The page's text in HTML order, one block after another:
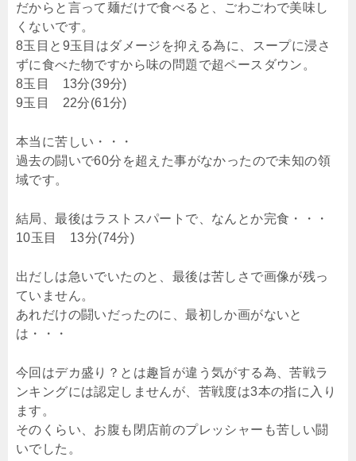
だからと言って麺だけで食べると、ごわごわで美味し
くないです。
8玉目と9玉目はダメージを抑える為に、スープに浸さ
ずに食べた物ですから味の問題で超ペースダウン。
8玉目 13分(39分)
9玉目 22分(61分)
本当に苦しい・・・
過去の闘いで60分を超えた事がなかったので未知の領
域です。
結局、最後はラストスパートで、なんとか完食・・・
10玉目 13分(74分)
出だしは急いでいたのと、最後は苦しさで画像が残っ
ていません。
あれだけの闘いだったのに、最初しか画がないと
は・・・
今回はデカ盛り？とは趣旨が違う気がする為、苦戦ラ
ンキングには認定しませんが、苦戦度は3本の指に入り
ます。
そのくらい、お腹も閉店前のプレッシャーも苦しい闘
いでした。